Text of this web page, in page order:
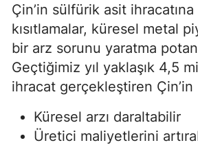
Çin’in sülfürik asit
kısıtlamalar, küresel metal
bir arz sorunu yaratma
Geçtiğimiz yıl yaklaşık 4,5
ihracat gerçekleştiren Çin’in
Küresel arzı daraltabilir
Üretici maliyetlerini